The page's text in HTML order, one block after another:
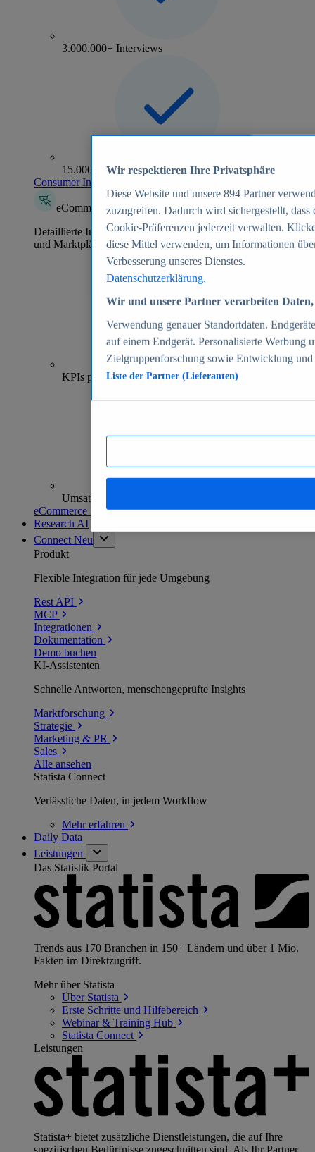
3.000.000+ Interviews
15.000+ Marken
Consumer Insights entdecken
eCommerce Insights
Detaillierte Informationen zu mehr als 39.000 Online-Shops
und Marktplätzen
70+
KPIs pro Shop
Umsatzanalysen und -prognosen
eCommerce Insights entdecken
Research AI
Connect Neu
Produkt
Flexible Integration für jede Umgebung
Rest API
MCP
Integrationen
Dokumentation
Demo buchen
KI-Assistenten
Schnelle Antworten, menschengeprüfte Insights
Marktforschung
Strategie
Marketing & PR
Sales
Alle ansehen
Statista Connect
Verlässliche Daten, in jedem Workflow
Mehrerfahren
Daily Data
Leistungen
Das Statistik Portal
Trends aus 170 Branchen in 150+ Ländern und über 1 Mio.
Fakten im Direktzugriff.
Mehr über Statista
Über Statista
Erste Schritte und Hilfebereich
Webinar & Training Hub
Statista Connect
Leistungen
Statista+ bietet zusätzliche Dienstleistungen, die auf Ihre
spezifischen Bedürfnisse zugeschnitten sind. Als Ihr Partner
Wir respektieren Ihre Privatsphäre
Diese Website und unsere 894 Partner
zuzugreifen. Dadurch wird sichergestellt,
Cookie-Präferenzen jederzeit verwalten.
diese Mittel verwenden, um Informationen
Verbesserung unseres Dienstes.
Datenschutzerklärung.
Wir und unsere Partner verarbeiten
Verwendung genauer Standortdaten.
auf einem Endgerät. Personalisierte Werbung
Zielgruppenforschung sowie Entwicklung
Liste der Partner (Lieferanten)